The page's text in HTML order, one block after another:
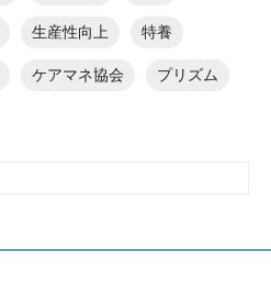
生産性向上 特養
ケアマネ協会 プリズム